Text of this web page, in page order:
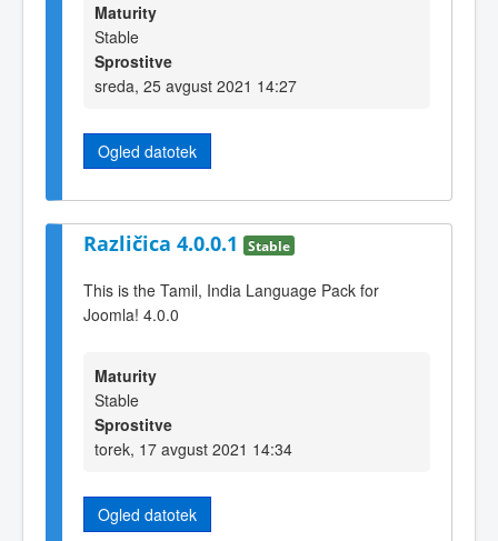
Maturity
Stable
Sprostitve
sreda, 25 avgust 2021 14:27
Ogled datotek
Različica 4.0.0.1 Stable
This is the Tamil, India Language Pack for
Joomla! 4.0.0
Maturity
Stable
Sprostitve
torek, 17 avgust 2021 14:34
Ogled datotek